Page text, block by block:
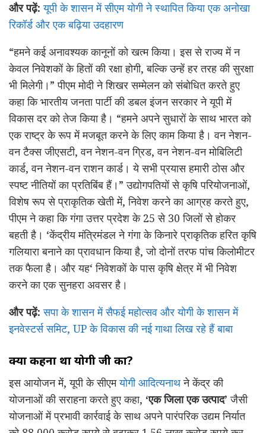
और पढ़ें:यूपी के शासन में सीएम योगी ने स्थापित किया एक अनोखा
रिकॉर्ड और एक बढ़िया उदहारण
“हमने कई अनावश्यक कानूनों को खत्म किया। इस से राज्य में न
केवल निवेशकों के हितों की रक्षा होगी, बल्कि उन्हें हर तरह की सुरक्षा
भी मिलेगी।” पीएम मोदी ने शिखर सम्मेलन को संबोधित करते हुए
कहा कि भारतीय जनता पार्टी की डबल इंजन सरकार ने यूपी में
विकास दर को तेज किया है। “हमने अपने सुधारों के साथ भारत को
एक राष्ट्र के रूप में मजबूत करने के लिए काम किया है। वन नेशन-
वन टैक्स जीएसटी, वन नेशन-वन ग्रिड, वन नेशन-वन मोबिलिटी
कार्ड, वन नेशन-वन राशन कार्ड। ये सभी प्रयास हमारी ठोस और
स्पष्ट नीतियों का प्रतिबिंब हैं।” उद्योगपतियों से कृषि परियोजनाओं,
विशेष रूप से प्राकृतिक खेती में, निवेश करने का आग्रह करते हुए,
पीएम ने कहा कि गंगा उत्तर प्रदेश के 25 से 30 जिलों से होकर
बहती है। ‘केंद्रीय मंत्रिमंडल ने गंगा के किनारे प्राकृतिक हरित कृषि
गलियारा बनाने का प्रावधान किया है, जो दोनों तरफ पांच किलोमीटर
तक फैला है। और यह‘ निवेशकों के पास कृषि क्षेत्र में भी निवेश
करने का एक सुनहरा अवसर है।
और पढ़ें:सपा के शासन में सैफई महोत्सव और योगी के शासन में
इनवेस्टर्स समिट, UP के विकास की नई गाथा लिख रहे हैं बाबा
क्या कहना था योगी जी का?
इस आयोजन में, यूपी के सीएमयोगी आदित्यनाथने केंद्र की
योजनाओं की सराहना करते हुए कहा, ‘एक जिला एक उत्पाद’ जैसी
योजनाओं में प्रभावी कार्रवाई के साथ अपने पारंपरिक उद्यम निर्यात